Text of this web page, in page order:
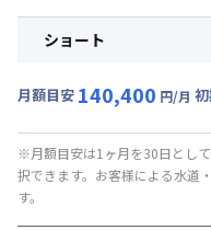
その他費用 :
初期費用
月額賃料目安(30日利用)
光熱費他 : 24,000円/月
その他費用 :
管理費: 24,000円/月
初期費用
ショート
月額目安 140,400 円/月
月額賃料目安(30日利用)
賃料 : 90,000円/月 (3,000
光熱費他 :
※月額目安は1ヶ月を30日とし
択できます。お客様による水道
す。